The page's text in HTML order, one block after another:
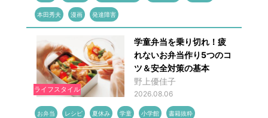
本田秀夫 漫画 発達障害
ライフスタイル
学童弁当を乗り切れ！疲
れないお弁当作り5つのコ
ツ＆安全対策の基本
野上優佳子
2026.08.06
お弁当 レシピ 夏休み 学童 小学館 書籍抜粋